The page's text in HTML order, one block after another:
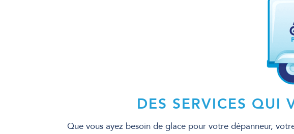
DES SERVICES QUI
Que vous ayez besoin de glace pour votre dépanneur,